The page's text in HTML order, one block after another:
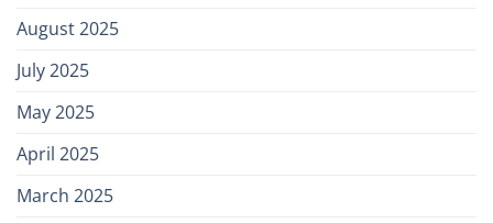
August 2025
July 2025
May 2025
April 2025
March 2025